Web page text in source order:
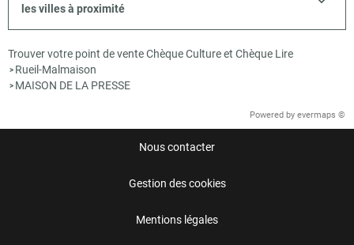
les villes à proximité
Trouver votre point de vente Chèque Culture et Chèque Lire
> Rueil-Malmaison
> MAISON DE LA PRESSE
Powered by evermaps ©
Nous contacter
Gestion des cookies
Mentions légales